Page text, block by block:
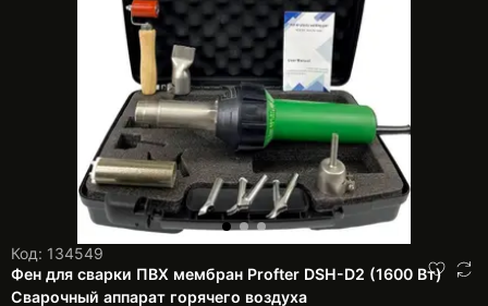
Код: 134549
Фен для сварки ПВХ мембран Profter DSH-D2 (1600 Вт)
Сварочный аппарат горячего воздуха